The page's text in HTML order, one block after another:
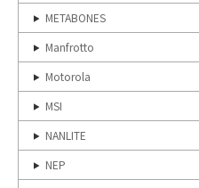
METABONES
Manfrotto
Motorola
MSI
NANLITE
NEP